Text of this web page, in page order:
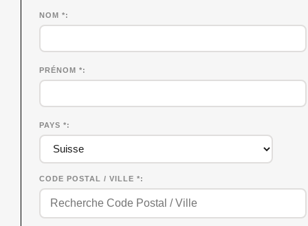
NOM*
PRÉNOM*
PAYS *
CODE POSTAL / VILLE *